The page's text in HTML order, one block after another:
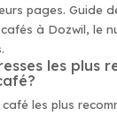
pages. Guide
à Dozwil, le
les plus
les plus